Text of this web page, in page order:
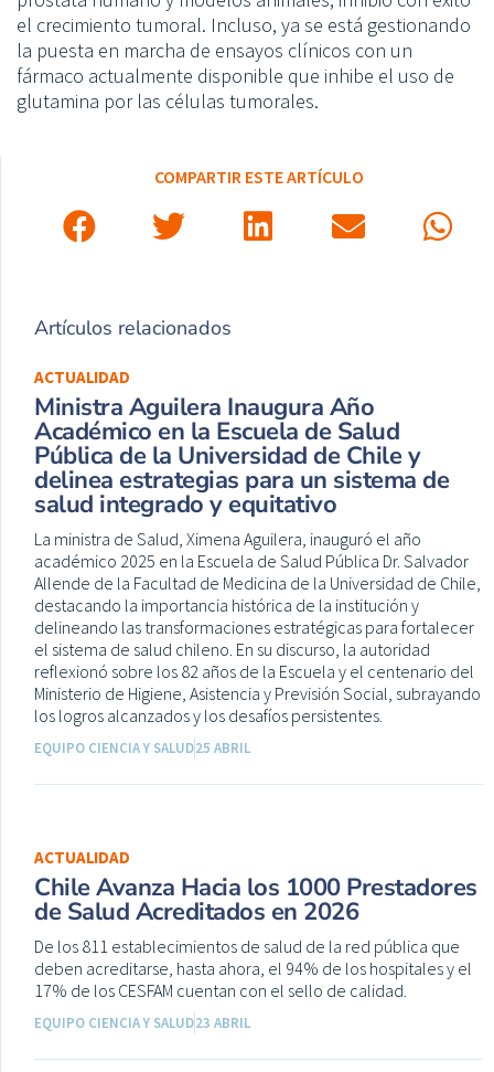
el crecimiento tumoral. Incluso, ya se está gestionando
la puesta en marcha de ensayos clínicos con un
fármaco actualmente disponible que inhibe el uso de
glutamina por las células tumorales.
COMPARTIR ESTE ARTÍCULO
Artículos relacionados
ACTUALIDAD
Ministra Aguilera Inaugura Año
Académico en la Escuela de Salud
Pública de la Universidad de Chile y
delinea estrategias para un sistema de
salud integrado y equitativo
La ministra de Salud, Ximena Aguilera, inauguró el año
académico 2025 en la Escuela de Salud Pública Dr. Salvador
Allende de la Facultad de Medicina de la Universidad de Chile,
destacando la importancia histórica de la institución y
delineando las transformaciones estratégicas para fortalecer
el sistema de salud chileno. En su discurso, la autoridad
reflexionó sobre los 82 años de la Escuela y el centenario del
Ministerio de Higiene, Asistencia y Previsión Social, subrayando
los logros alcanzados y los desafíos persistentes.
EQUIPO CIENCIA Y SALUD25 ABRIL
ACTUALIDAD
Chile Avanza Hacia los 1000 Prestadores
de Salud Acreditados en 2026
De los 811 establecimientos de salud de la red pública que
deben acreditarse, hasta ahora, el 94% de los hospitales y el
17% de los CESFAM cuentan con el sello de calidad.
EQUIPO CIENCIA Y SALUD23 ABRIL